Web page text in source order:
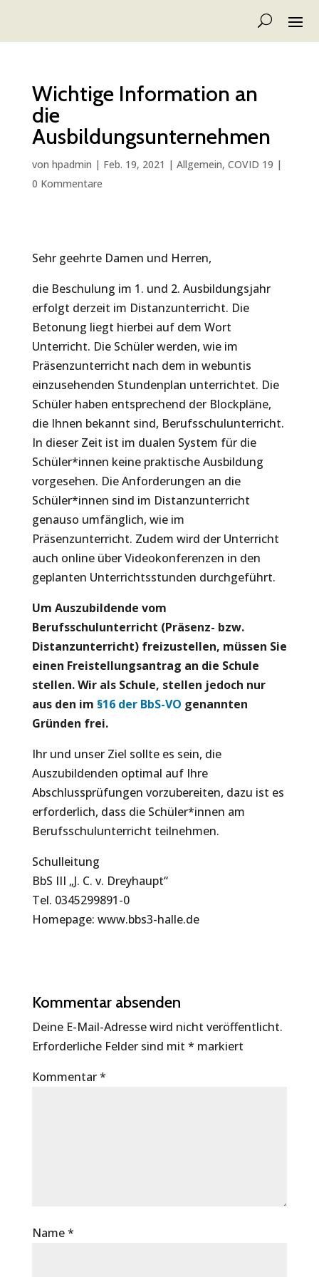
Wichtige Information an
die
Ausbildungsunternehmen
von hpadmin | Feb. 19, 2021 | Allgemein, COVID 19 |
0 Kommentare
Sehr geehrte Damen und Herren,
die Beschulung im 1. und 2. Ausbildungsjahr
erfolgt derzeit im Distanzunterricht. Die
Betonung liegt hierbei auf dem Wort
Unterricht. Die Schüler werden, wie im
Präsenzunterricht nach dem in webuntis
einzusehenden Stundenplan unterrichtet. Die
Schüler haben entsprechend der Blockpläne,
die Ihnen bekannt sind, Berufsschulunterricht.
In dieser Zeit ist im dualen System für die
Schüler*innen keine praktische Ausbildung
vorgesehen. Die Anforderungen an die
Schüler*innen sind im Distanzunterricht
genauso umfänglich, wie im
Präsenzunterricht. Zudem wird der Unterricht
auch online über Videokonferenzen in den
geplanten Unterrichtsstunden durchgeführt.
Um Auszubildende vom
Berufsschulunterricht (Präsenz- bzw.
Distanzunterricht) freizustellen, müssen Sie
einen Freistellungsantrag an die Schule
stellen. Wir als Schule, stellen jedoch nur
aus den im §16 der BbS-VO genannten
Gründen frei.
Ihr und unser Ziel sollte es sein, die
Auszubildenden optimal auf Ihre
Abschlussprüfungen vorzubereiten, dazu ist es
erforderlich, dass die Schüler*innen am
Berufsschulunterricht teilnehmen.
Schulleitung
BbS III „J. C. v. Dreyhaupt“
Tel. 0345299891-0
Homepage: www.bbs3-halle.de
Kommentar absenden
Deine E-Mail-Adresse wird nicht veröffentlicht.
Erforderliche Felder sind mit * markiert
Kommentar*
Name*